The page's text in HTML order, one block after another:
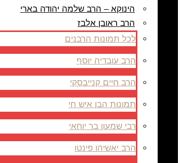
הינוקא – הרב שלמה יהודה בארי
הרב ראובן אלבז
לכל תמונות הרבנים
הרב עובדיה יוסף
הרב חיים קנייבסקי
תמונות הבן איש חי
רבי שמעון בר יוחאי
הרב יאשיהו פינטו